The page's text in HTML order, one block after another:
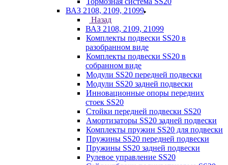
ВАЗ 2108, 2109, 21099
Назад
ВАЗ 2108, 2109, 21099
Комплекты подвески SS20 в
разобранном виде
Комплекты подвески SS20 в
собранном виде
Модули SS20 передней подвески
Модули SS20 задней подвески
Инновационные опоры передних
стоек SS20
Стойки передней подвески SS20
Амортизаторы SS20 задней подвески
Комплекты пружин SS20 для подвески
Пружины SS20 передней подвески
Пружины SS20 задней подвески
Рулевое управление SS20